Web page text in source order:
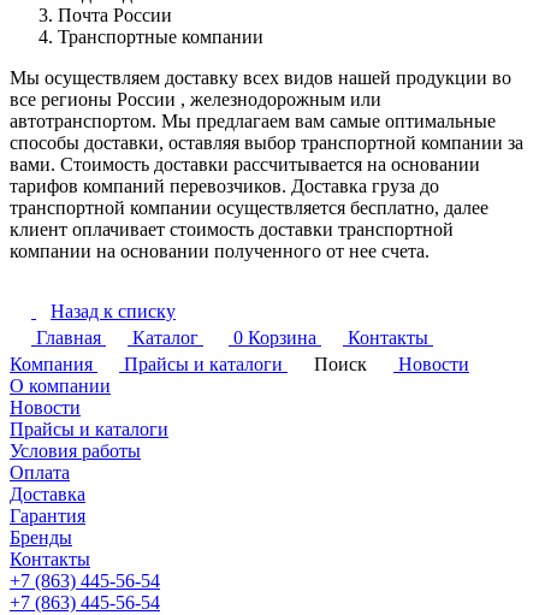
Почта России
Транспортные компании
Мы осуществляем доставку всех видов нашей продукции во
все регионы России , железнодорожным или
автотранспортом. Мы предлагаем вам самые оптимальные
способы доставки, оставляя выбор транспортной компании за
вами. Стоимость доставки рассчитывается на основании
тарифов компаний перевозчиков. Доставка груза до
транспортной компании осуществляется бесплатно, далее
клиент оплачивает стоимость доставки транспортной
компании на основании полученного от нее счета.
Назад к списку
Главная
Каталог 0 Корзина
Контакты
Компания
Прайсы и каталоги Поиск
Новости
О компании
Новости
Прайсы и каталоги
Условия работы
Оплата
Доставка
Гарантия
Бренды
Контакты
+7 (863) 445-56-54
+7 (863) 445-56-54